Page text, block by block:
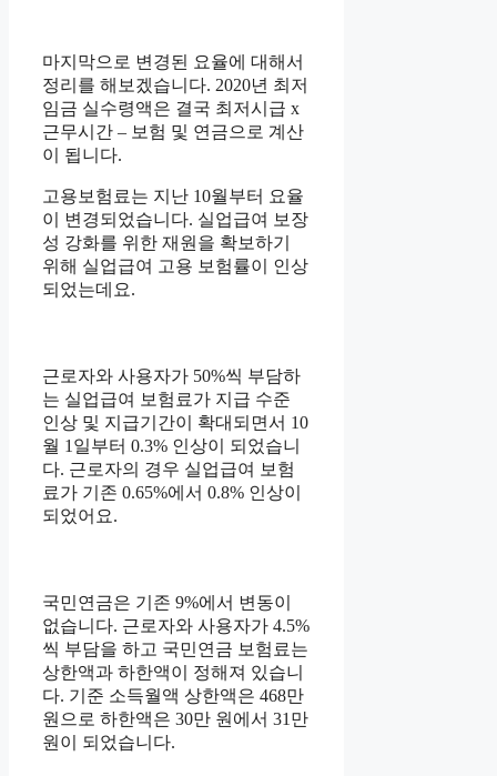
마지막으로 변경된 요율에 대해서
정리를 해보겠습니다. 2020년 최저
임금 실수령액은 결국 최저시급 x
근무시간 – 보험 및 연금으로 계산
이 됩니다.
고용보험료는 지난 10월부터 요율
이 변경되었습니다. 실업급여 보장
성 강화를 위한 재원을 확보하기
위해 실업급여 고용 보험률이 인상
되었는데요.
근로자와 사용자가 50%씩 부담하
는 실업급여 보험료가 지급 수준
인상 및 지급기간이 확대되면서 10
월 1일부터 0.3% 인상이 되었습니
다. 근로자의 경우 실업급여 보험
료가 기존 0.65%에서 0.8% 인상이
되었어요.
국민연금은 기존 9%에서 변동이
없습니다. 근로자와 사용자가 4.5%
씩 부담을 하고 국민연금 보험료는
상한액과 하한액이 정해져 있습니
다. 기준 소득월액 상한액은 468만
원으로 하한액은 30만 원에서 31만
원이 되었습니다.